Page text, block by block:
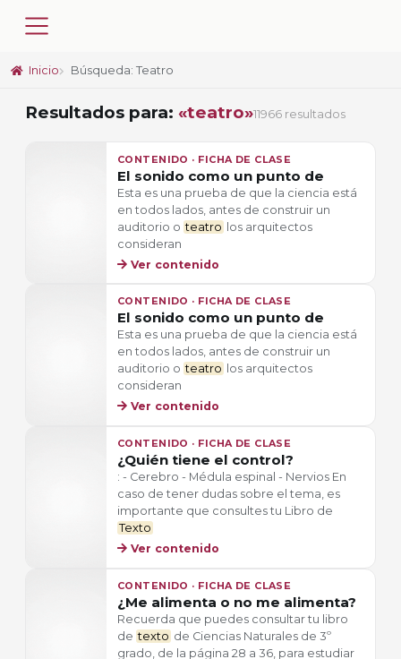
Inicio Búsqueda: Teatro
Resultados para: «teatro»11966 resultados
CONTENIDO · FICHA DE CLASE
El sonido como un punto de
Esta es una prueba de que la ciencia está
en todos lados, antes de construir un
auditorio o teatro los arquitectos
consideran
Ver contenido
CONTENIDO · FICHA DE CLASE
El sonido como un punto de
Esta es una prueba de que la ciencia está
en todos lados, antes de construir un
auditorio o teatro
los arquitectos
consideran
Ver contenido
CONTENIDO · FICHA DE CLASE
¿Quién tiene el control?
: - Cerebro - Médula espinal - Nervios En
caso de tener dudas sobre el tema, es
importante que consultes tu Libro de
Texto
Ver contenido
CONTENIDO · FICHA DE CLASE
¿Me alimenta o no me alimenta?
Recuerda que puedes consultar tu libro
de texto de Ciencias Naturales de 3º
grado, de la página 28 a 36, para estudiar